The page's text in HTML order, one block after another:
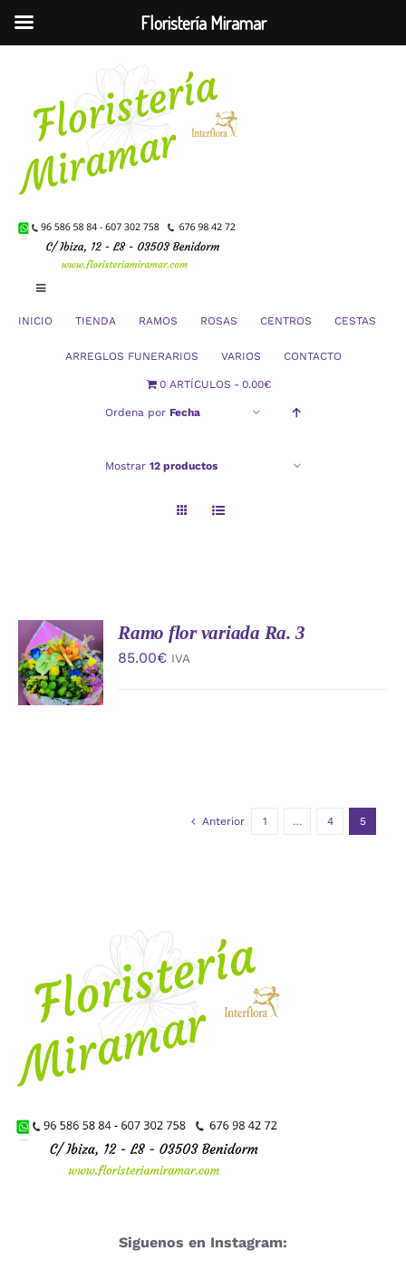
contenido
Toggle
INICIO TIENDA RAMOS ROSAS CENTROS CESTAS
ARREGLOS FUNERARIOS VARIOS CONTACTO
0 ARTÍCULOS 0.00€
Ordena por Fecha
Mostrar 12 productos
AÑADIR
AL
CARRITO
/
DETALLES
Ramo flor variada Ra. 3
85.00€ IVA
Anterior 1 … 4 5
Siguenos en Instagram:
Floristería Miramar